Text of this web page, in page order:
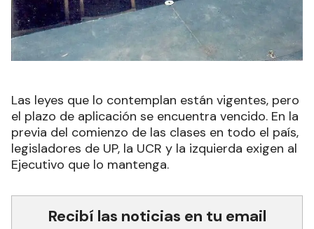
Las leyes que lo contemplan están vigentes, pero
el plazo de aplicación se encuentra vencido. En la
previa del comienzo de las clases en todo el país,
legisladores de UP, la UCR y la izquierda exigen al
Ejecutivo que lo mantenga.
Recibí las noticias en tu email